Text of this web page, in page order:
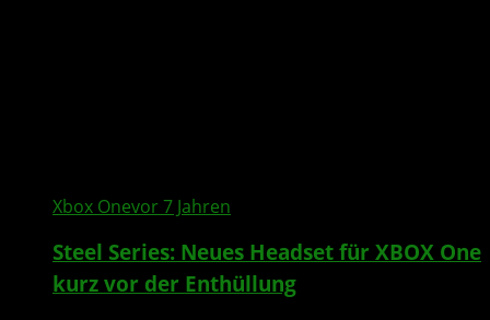
Xbox Onevor 7 Jahren
Steel Series: Neues Headset für XBOX One
kurz vor der Enthüllung